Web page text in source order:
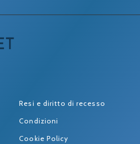
Resi e diritto di recesso
Condizioni
Cookie Policy